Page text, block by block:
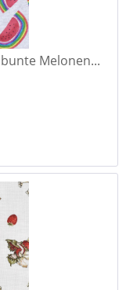
Melonen...